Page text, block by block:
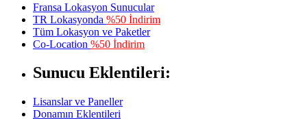
Fransa Lokasyon Sunucular
TR Lokasyonda %50 İndirim
Tüm Lokasyon ve Paketler
Co-Location %50 İndirim
Sunucu Eklentileri:
Lisanslar ve Paneller
Donamın Eklentileri